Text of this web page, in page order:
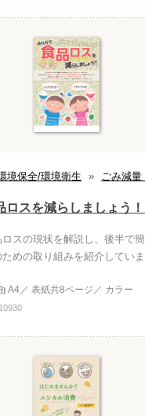
境保全/環境衛生 » ごみ減量
ロスを減らしましょう！
スの現状を解説し、後半で
めの取り組みを紹介していま
) A4／ 表紙共8ページ／ カラー